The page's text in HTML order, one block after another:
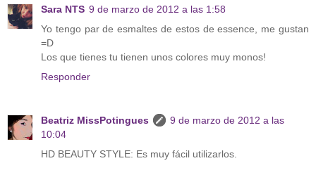
Sara NTS 9 de marzo de 2012 a las 1:58
Yo tengo par de esmaltes de estos de essence, me gustan
=D
Los que tienes tu tienen unos colores muy monos!
Responder
Beatriz MissPotingues
9 de marzo de 2012 a las
10:04
HD BEAUTY STYLE: Es muy fácil utilizarlos.